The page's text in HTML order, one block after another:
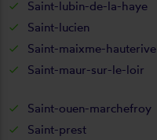
Saint-lubin-de-la-haye
Saint-lucien
Saint-maixme-hauterive
Saint-maur-sur-le-loir
Saint-ouen-marchefroy
Saint-prest